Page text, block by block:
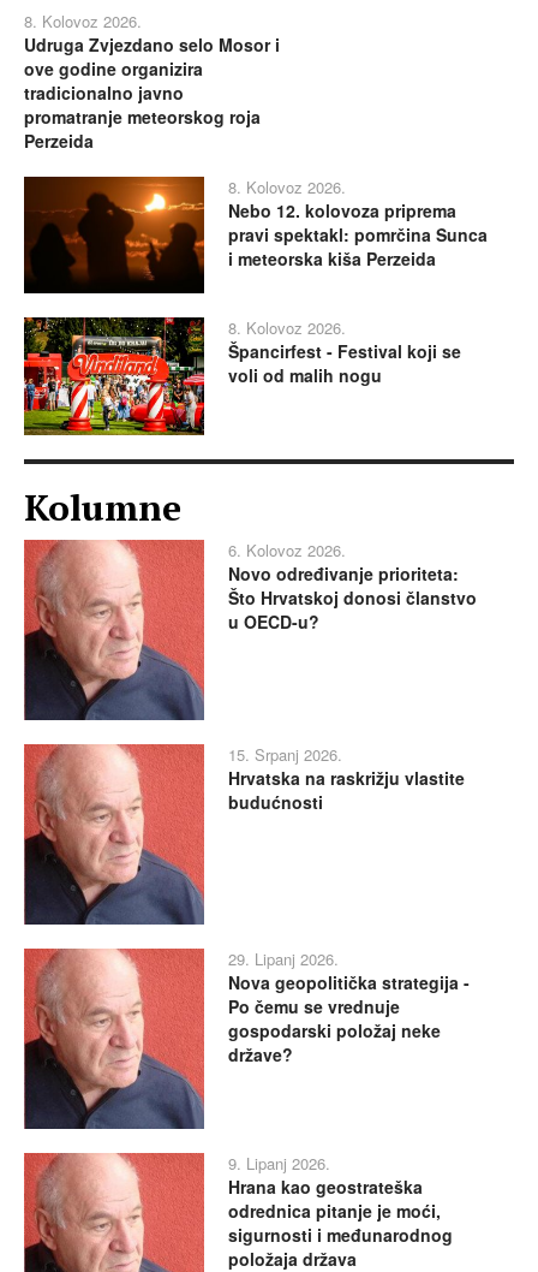
8. Kolovoz 2026.
Udruga Zvjezdano selo Mosor i
ove godine organizira
tradicionalno javno
promatranje meteorskog roja
Perzeida
8. Kolovoz 2026.
Nebo 12. kolovoza priprema
pravi spektakl: pomrčina Sunca
i meteorska kiša Perzeida
8. Kolovoz 2026.
Špancirfest - Festival koji se
voli od malih nogu
Kolumne
6. Kolovoz 2026.
Novo određivanje prioriteta:
Što Hrvatskoj donosi članstvo
u OECD-u?
15. Srpanj 2026.
Hrvatska na raskrižju vlastite
budućnosti
29. Lipanj 2026.
Nova geopolitička strategija -
Po čemu se vrednuje
gospodarski položaj neke
države?
9. Lipanj 2026.
Hrana kao geostrateška
odrednica pitanje je moći,
sigurnosti i međunarodnog
položaja država